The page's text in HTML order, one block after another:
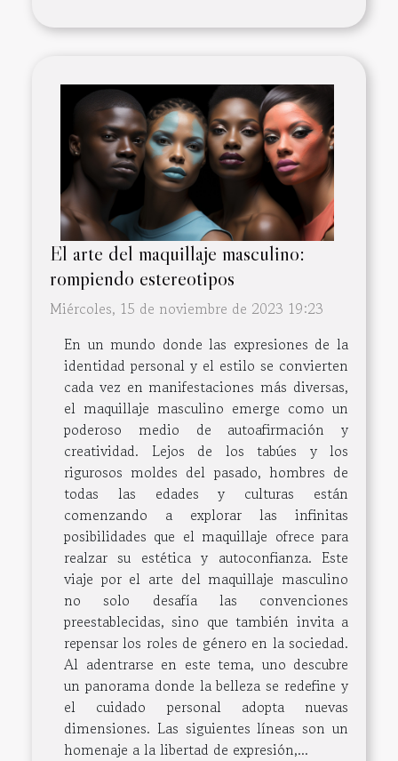
El arte del maquillaje masculino:
rompiendo estereotipos
Miércoles, 15 de noviembre de 2023 19:23
En un mundo donde las expresiones de la
identidad personal y el estilo se convierten
cada vez en manifestaciones más diversas,
el maquillaje masculino emerge como un
poderoso medio de autoafirmación y
creatividad. Lejos de los tabúes y los
rigurosos moldes del pasado, hombres de
todas las edades y culturas están
comenzando a explorar las infinitas
posibilidades que el maquillaje ofrece para
realzar su estética y autoconfianza. Este
viaje por el arte del maquillaje masculino
no solo desafía las convenciones
preestablecidas, sino que también invita a
repensar los roles de género en la sociedad.
Al adentrarse en este tema, uno descubre
un panorama donde la belleza se redefine y
el cuidado personal adopta nuevas
dimensiones. Las siguientes líneas son un
homenaje a la libertad de expresión,...